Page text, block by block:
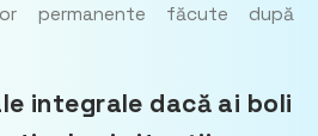
permanente făcute după
integrale dacă ai boli